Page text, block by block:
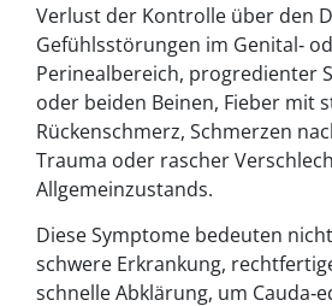
Verlust der Kontrolle über den
Gefühlsstörungen im Genital‑
Perinealbereich, progredienter
oder beiden Beinen, Fieber mit
Rückenschmerz, Schmerzen
Trauma oder rascher
Allgemeinzustands.
Diese Symptome bedeuten
schwere Erkrankung,
schnelle Abklärung, um